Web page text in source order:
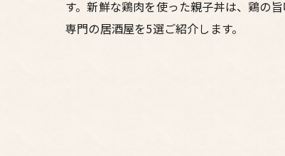
す。新鮮な鶏肉を使った親子丼は、鶏の
専門の居酒屋を5選ご紹介します。